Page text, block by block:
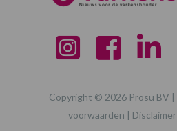
Copyright © 2026 Prosu BV |
voorwaarden | Disclaimer